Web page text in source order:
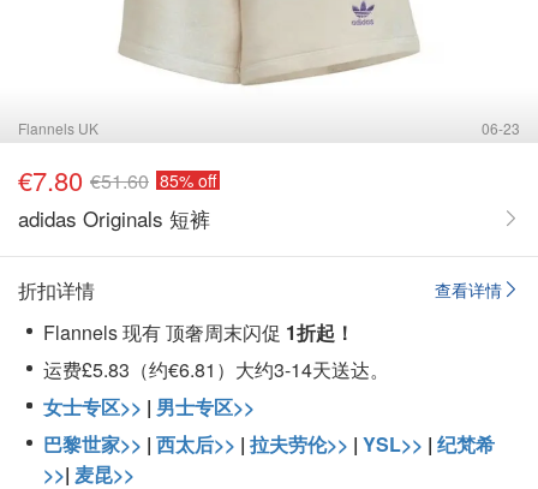
Flannels UK 06-23
€7.80 €51.60 85% off
adidas Originals 短裤
查看详情
折扣详情
Flannels 现有 顶奢周末闪促 1折起！
运费£5.83（约€6.81）大约3-14天送达。
女士专区>> | 男士专区>>
巴黎世家>> | 西太后>> | 拉夫劳伦>> | YSL>> | 纪梵希
>>| 麦昆>>